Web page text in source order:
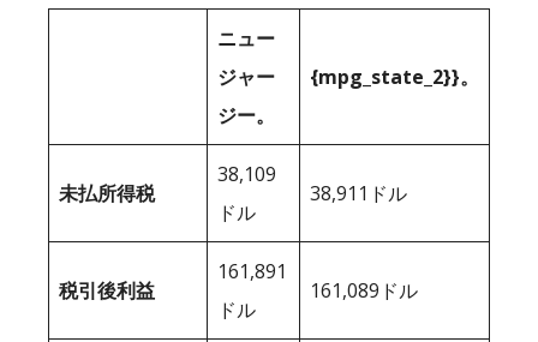
ニュー
ジャー
ジー。
{mpg_state_2}}。
未払所得税
38,109
ドル
38,911ドル
税引後利益
161,891
ドル
161,089ドル